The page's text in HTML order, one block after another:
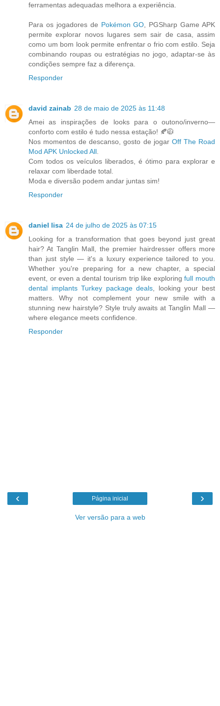
ferramentas adequadas melhora a experiência.
Para os jogadores de Pokémon GO , PGSharp Game APK
permite explorar novos lugares sem sair de casa, assim
como um bom look permite enfrentar o frio com estilo. Seja
combinando roupas ou estratégias no jogo, adaptar-se às
condições sempre faz a diferença.
Responder
david zainab 28 de maio de 2025 às 11:48
Amei as inspirações de looks para o outono/inverno—
conforto com estilo é tudo nessa estação! 🍂🧥
Nos momentos de descanso, gosto de jogar Off The Road
Mod APK Unlocked All
Com todos os veículos liberados, é ótimo para explorar e
relaxar com liberdade total.
Moda e diversão podem andar juntas sim!
Responder
daniel lisa 24 de julho de 2025 às 07:15
Looking for a transformation that goes beyond just great
hair? At Tanglin Mall, the premier hairdresser offers more
than just style — it's a luxury experience tailored to you.
Whether you're preparing for a new chapter, a special
event, or even a dental tourism trip like exploringfull mouth
dental implants Turkey package deals , looking your best
matters. Why not complement your new smile with a
stunning new hairstyle? Style truly awaits at Tanglin Mall —
where elegance meets confidence.
Responder
‹ ›
Página inicial
Ver versão para a web